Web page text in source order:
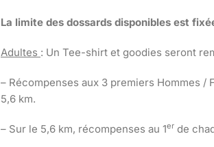
La limite des dossards disponibles est
Adultes : Un Tee-shirt et goodies seront
– Récompenses aux 3 premiers Hommes /
5,6 km.
– Sur le 5,6 km, récompenses au 1er de